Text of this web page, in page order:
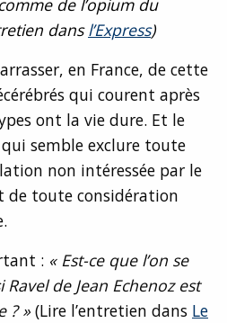
de l’opium du
dansl’Express)
en France, de cette
qui courent après
ont la vie dure. Et le
semble exclure toute
non intéressée par le
de toute considération
: « Est-ce que l’on se
de Jean Echenoz est
? »(Lire l’entretien dans Le